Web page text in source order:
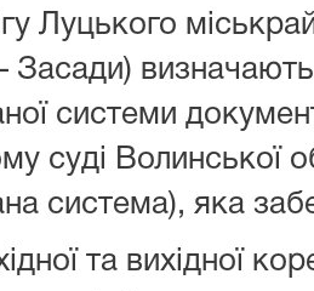
Луцького
– Засади)
системи
суді Волинської
система), яка
та вихідної